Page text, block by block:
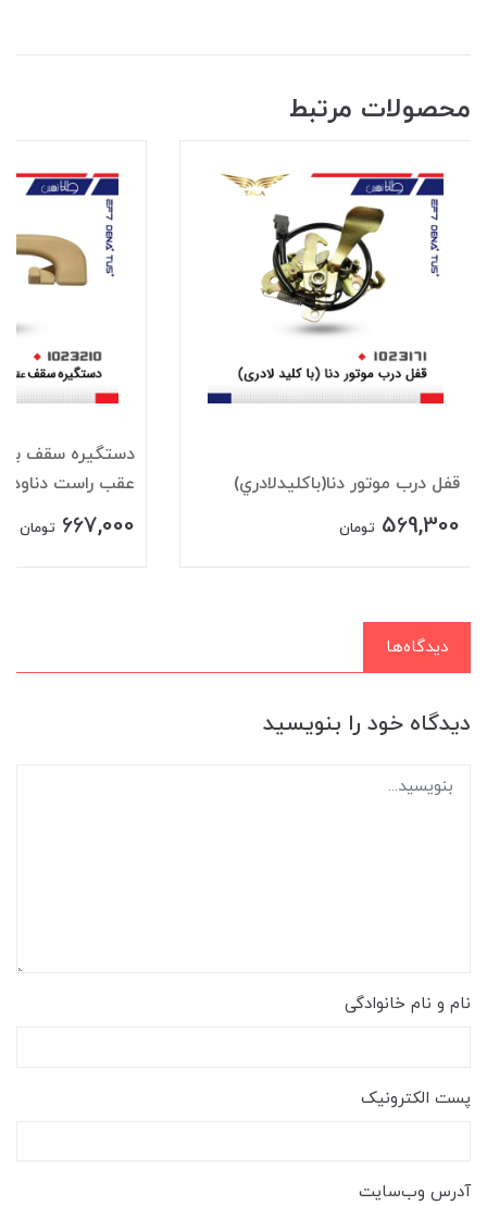
محصولات مرتبط
قفل درب موتور دنا(باکليدلادري)
569,300 تومان
دستگيره سقف
عقب راست
667,000 تومان
دیدگاه‌ها
دیدگاه خود را بنویسید
نام و نام خانوادگی
پست الکترونیک
آدرس وب‌سایت